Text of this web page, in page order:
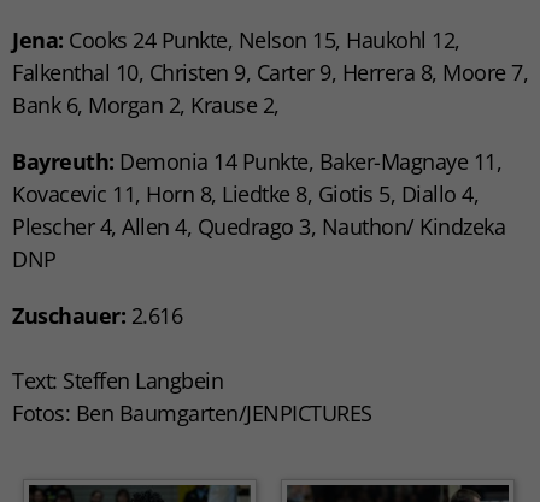
Jena: Cooks 24 Punkte, Nelson 15, Haukohl 12,
Falkenthal 10, Christen 9, Carter 9, Herrera 8, Moore 7,
Bank 6, Morgan 2, Krause 2,
Bayreuth: Demonia 14 Punkte, Baker-Magnaye 11,
Kovacevic 11, Horn 8, Liedtke 8, Giotis 5, Diallo 4,
Plescher 4, Allen 4, Quedrago 3, Nauthon/ Kindzeka
DNP
Zuschauer: 2.616
Text: Steffen Langbein
Fotos: Ben Baumgarten/JENPICTURES